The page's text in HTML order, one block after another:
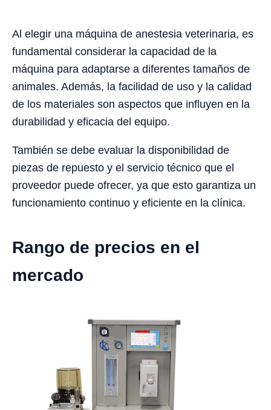
Al elegir una máquina de anestesia veterinaria, es
fundamental considerar la capacidad de la
máquina para adaptarse a diferentes tamaños de
animales. Además, la facilidad de uso y la calidad
de los materiales son aspectos que influyen en la
durabilidad y eficacia del equipo.
También se debe evaluar la disponibilidad de
piezas de repuesto y el servicio técnico que el
proveedor puede ofrecer, ya que esto garantiza un
funcionamiento continuo y eficiente en la clínica.
Rango de precios en el
mercado